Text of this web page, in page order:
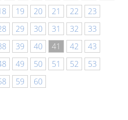
19 20 21 22
23
29 30 31 32
33
39 40 41 42
43
49 50 51 52
53
59 60